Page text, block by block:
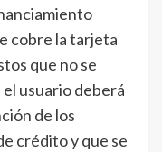
cobre la tarjeta
que no se
usuario deberá
de los
crédito y que se